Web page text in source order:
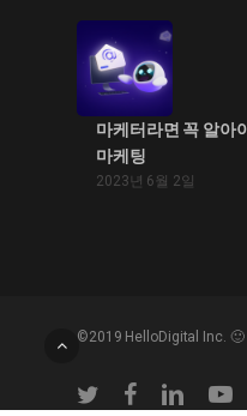
마케터라면 꼭 알아
마케팅
2023년 6월 2일
©2019 HelloDigital Inc. 🙂
twitter facebooklinkedin